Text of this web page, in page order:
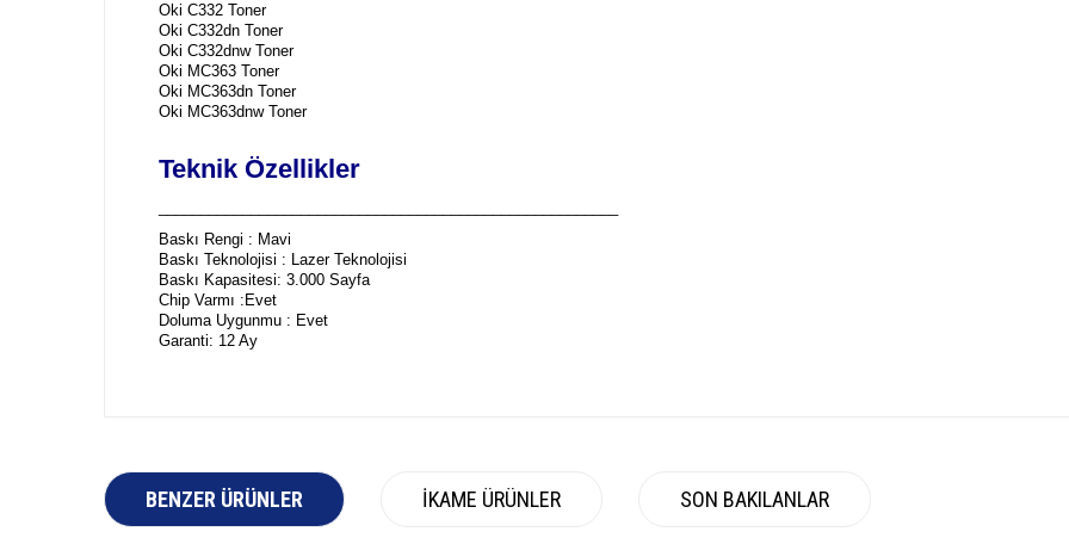
Oki C332 Toner
Oki C332dn Toner
Oki C332dnw Toner
Oki MC363 Toner
Oki MC363dn Toner
Oki MC363dnw Toner
Teknik Özellikler
Baskı Rengi : Mavi
Baskı Teknolojisi : Lazer Teknolojisi
Baskı Kapasitesi: 3.000 Sayfa
Chip Varmı :Evet
Doluma Uygunmu : Evet
Garanti: 12 Ay
BENZER ÜRÜNLER İKAME ÜRÜNLER SON BAKILANLAR